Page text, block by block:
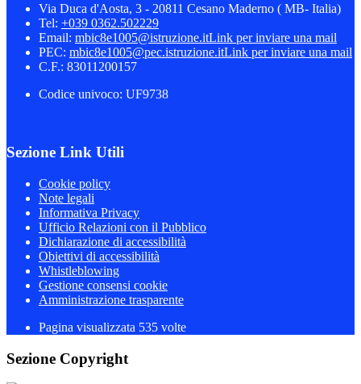
Via Duca d'Aosta, 3 - 20811 Cesano Maderno ( MB- Italia)
Tel: +039 0362.502229
Email: mbic8e1005@istruzione.itLink per inviare una mail
PEC: mbic8e1005@pec.istruzione.itLink per inviare una mail
C.F.: 83011200157
Codice univoco: UF9738
Sezione Link Utili
Cookie policy
Note legali
Informativa Privacy
Ufficio Relazioni con il Pubblico
Dichiarazione di accessibilità
Obiettivi di accessibilità
Whistleblowing
Gestione consensi cookie
Amministrazione trasparente
Pagina visualizzata 535 volte
Sezione Copyright